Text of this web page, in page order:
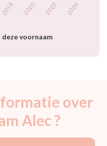
deze voornaam
over
Alec ?